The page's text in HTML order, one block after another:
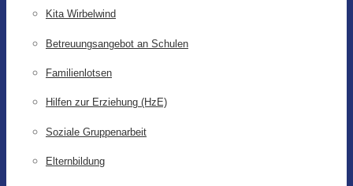
Kita Wirbelwind
Betreuungsangebot an Schulen
Familienlotsen
Hilfen zur Erziehung (HzE)
Soziale Gruppenarbeit
Elternbildung